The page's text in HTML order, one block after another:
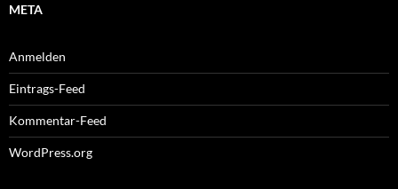
META
Anmelden
Eintrags-Feed
Kommentar-Feed
WordPress.org